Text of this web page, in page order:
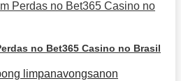
no Bet365 Casino no Brasil
limpanavongsanon